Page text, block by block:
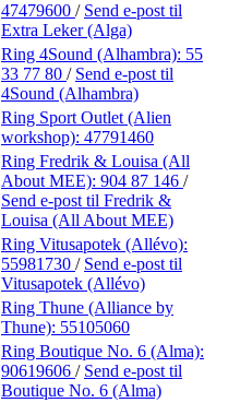
47479600 / Send e-post til
Extra Leker (Alga)
Ring 4Sound (Alhambra): 55
33 77 80 / Send e-post til
4Sound (Alhambra)
Ring Sport Outlet (Alien
workshop): 47791460
Ring Fredrik & Louisa (All
About MEE): 904 87 146 /
Send e-post til Fredrik &
Louisa (All About MEE)
Ring Vitusapotek (Allévo):
55981730 / Send e-post til
Vitusapotek (Allévo)
Ring Thune (Alliance by
Thune): 55105060
Ring Boutique No. 6 (Alma):
90619606 / Send e-post til
Boutique No. 6 (Alma)